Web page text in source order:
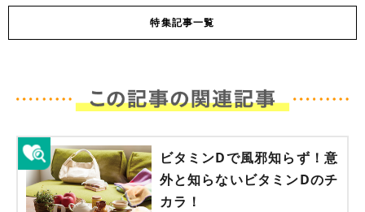
特集記事一覧
ビタミンDで風邪知らず！意
外と知らないビタミンDのチ
カラ！